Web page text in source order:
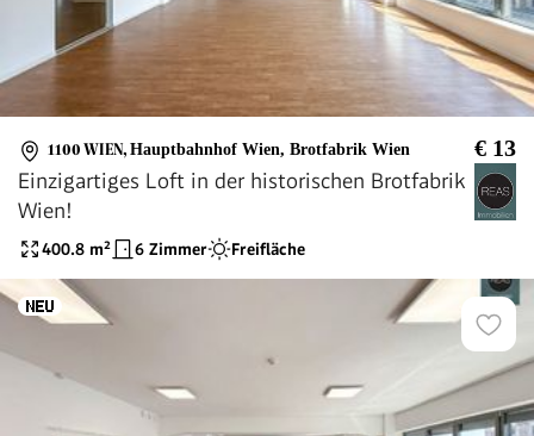
1100 WIEN, Hauptbahnhof Wien, Brotfabrik Wien € 13
Einzigartiges Loft in der historischen Brotfabrik
Wien!
400.8 m² 6 Zimmer Freifläche